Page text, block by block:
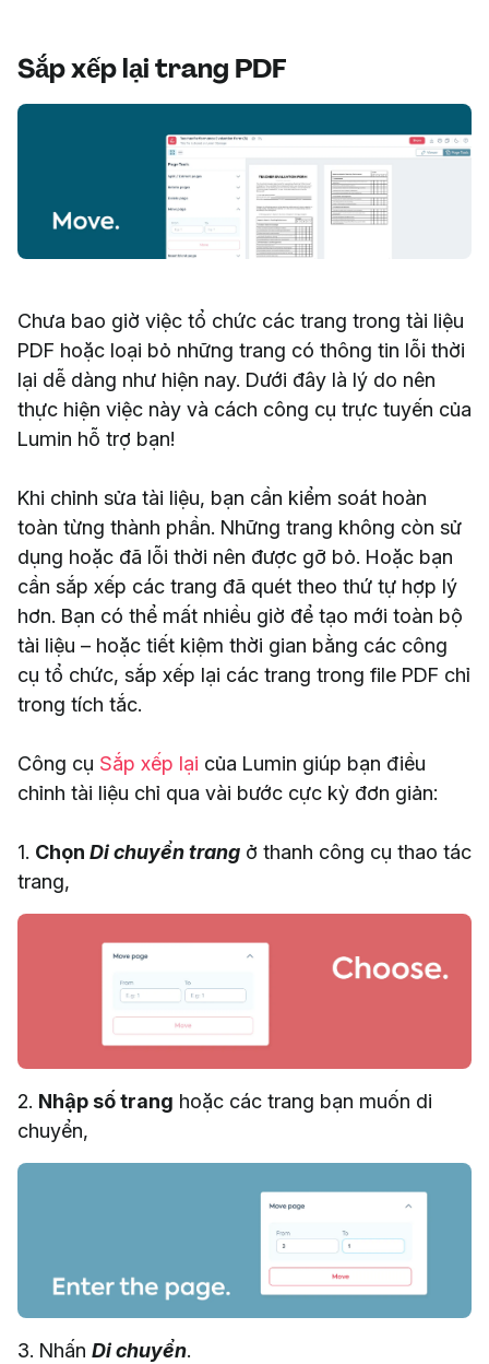
Sắp xếp lại trang PDF
Chưa bao giờ việc tổ chức các trang trong tài liệu
PDF hoặc loại bỏ những trang có thông tin lỗi thời
lại dễ dàng như hiện nay. Dưới đây là lý do nên
thực hiện việc này và cách công cụ trực tuyến của
Lumin hỗ trợ bạn!
Khi chỉnh sửa tài liệu, bạn cần kiểm soát hoàn
toàn từng thành phần. Những trang không còn sử
dụng hoặc đã lỗi thời nên được gỡ bỏ. Hoặc bạn
cần sắp xếp các trang đã quét theo thứ tự hợp lý
hơn. Bạn có thể mất nhiều giờ để tạo mới toàn bộ
tài liệu – hoặc tiết kiệm thời gian bằng các công
cụ tổ chức, sắp xếp lại các trang trong file PDF chỉ
trong tích tắc.
Công cụ Sắp xếp lại của Lumin giúp bạn điều
chỉnh tài liệu chỉ qua vài bước cực kỳ đơn giản:
1. Chọn Di chuyển trang ở thanh công cụ thao tác
trang,
2. Nhập số trang hoặc các trang bạn muốn di
chuyển,
3. Nhấn Di chuyển.